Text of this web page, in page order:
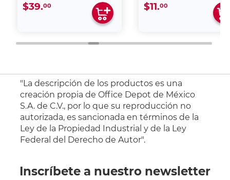
$39.00 $11.00
"La descripción de los productos es una
creación propia de Office Depot de México
S.A. de C.V., por lo que su reproducción no
autorizada, es sancionada en términos de la
Ley de la Propiedad Industrial y de la Ley
Federal del Derecho de Autor".
Inscríbete a nuestro newsletter